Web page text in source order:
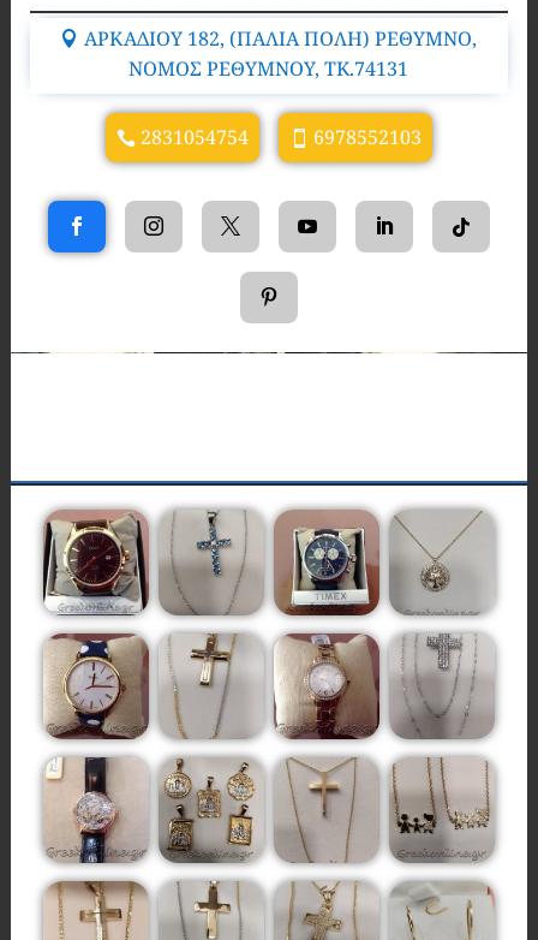
ΑΡΚΑΔΙΟΥ 182, (ΠΑΛΙΑ ΠΟΛΗ) ΡΕΘΥΜΝΟ,
ΝΟΜΟΣ ΡΕΘΥΜΝΟΥ, TK.74131
2831054754 6978552103